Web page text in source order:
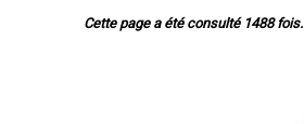
Cette page a été consulté 1488 fois.